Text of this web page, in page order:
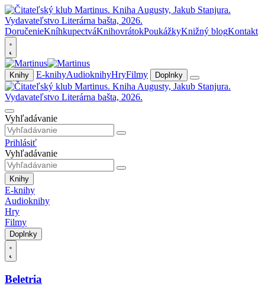
DoručenieKníhkupectváKnihovrátokPoukážkyKnižný blogKontakt
Knihy E-knihyAudioknihyHryFilmy Doplnky
Vyhľadávanie
Prihlásiť
Vyhľadávanie
Knihy
E-knihy
Audioknihy
Hry
Filmy
Doplnky
Beletria